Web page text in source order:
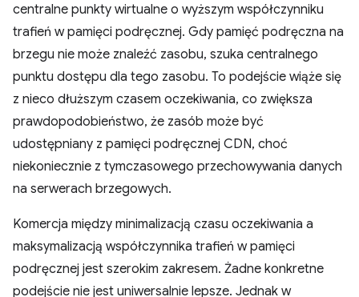
centralne punkty wirtualne o wyższym współczynniku
trafień w pamięci podręcznej. Gdy pamięć podręczna na
brzegu nie może znaleźć zasobu, szuka centralnego
punktu dostępu dla tego zasobu. To podejście wiąże się
z nieco dłuższym czasem oczekiwania, co zwiększa
prawdopodobieństwo, że zasób może być
udostępniany z pamięci podręcznej CDN, choć
niekoniecznie z tymczasowego przechowywania danych
na serwerach brzegowych.
Komercja między minimalizacją czasu oczekiwania a
maksymalizacją współczynnika trafień w pamięci
podręcznej jest szerokim zakresem. Żadne konkretne
podejście nie jest uniwersalnie lepsze. Jednak w